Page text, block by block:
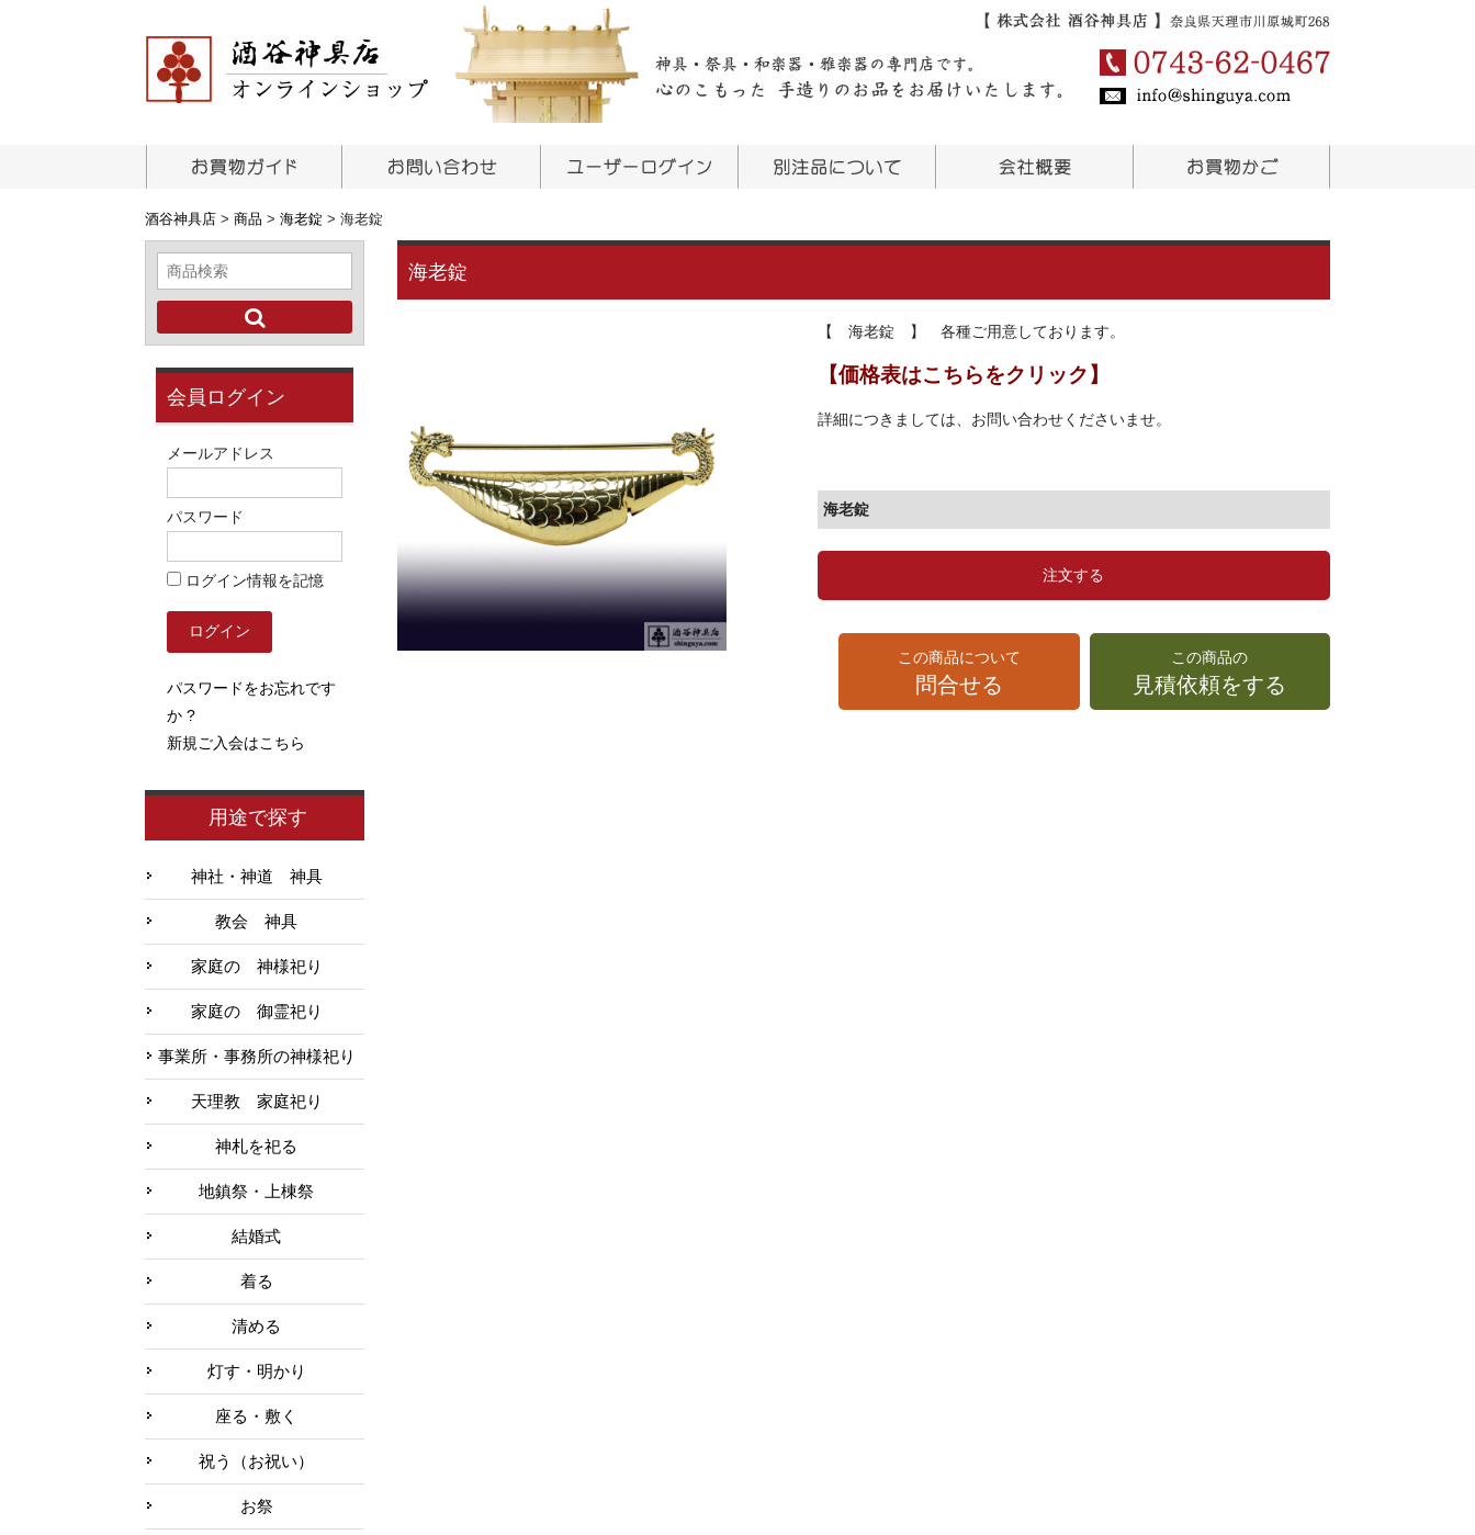
酒谷神具店 > 商品 > 海老錠 > 海老錠
海老錠
【 海老錠 】 各種ご用意しております。
【価格表はこちらをクリック】
詳細につきましては、お問い合わせくださいませ。
海老錠
注文する
この商品について
問合せる
この商品の
見積依頼をする
会員ログイン
メールアドレス
パスワード
ログイン情報を記憶
パスワードをお忘れです
か ?
新規ご入会はこちら
用途で探す
神社・神道 神具
教会 神具
家庭の 神様祀り
家庭の 御霊祀り
事業所・事務所の神様祀り
天理教 家庭祀り
神札を祀る
地鎮祭・上棟祭
結婚式
着る
清める
灯す・明かり
座る・敷く
祝う（お祝い）
お祭